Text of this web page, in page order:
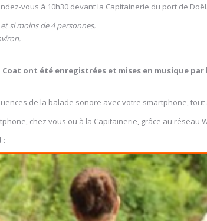
vous à 10h30 devant la Capitainerie du port de
si moins de 4 personnes.
ont été enregistrées et mises en musique par
de la balade sonore avec votre smartphone, tout
chez vous ou à la Capitainerie, grâce au réseau
: